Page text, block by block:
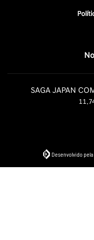
SAGA JAPAN
Desenvolvido pela